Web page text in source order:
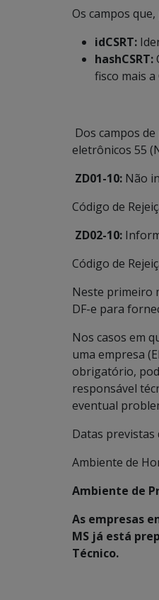
Os campos
idCSRT:
hashCSRT:
fisco mais a
Dos campos
eletrônicos 55
ZD01-10: Não
Código de
ZD02-10:
Código de
Neste primeiro
DF-e para
Nos casos em
uma empresa
obrigatório,
responsável
eventual
Datas previstas
Ambiente de
Ambiente de
As empresas
MS já está
Técnico.